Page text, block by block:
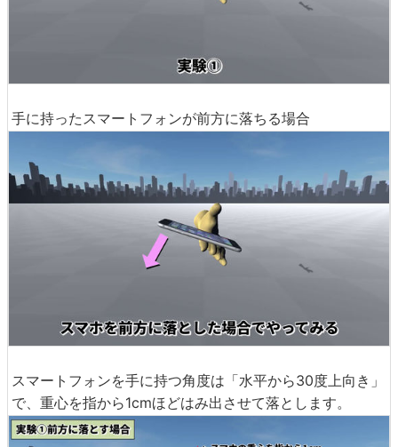
手に持ったスマートフォンが前方に落ちる場合
スマートフォンを手に持つ角度は「水平から30度上向き」
で、重心を指から1cmほどはみ出させて落とします。